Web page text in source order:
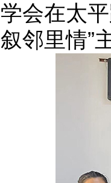
学会在太
叙邻里情”